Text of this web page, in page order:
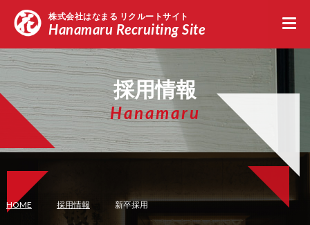
株式会社はなまる リクルートサイト
Hanamaru Recruiting Site
新卒採用エントリー 中途採用エントリー 留学
採用情報
Hanamaru
HOME 採用情報 新卒採用